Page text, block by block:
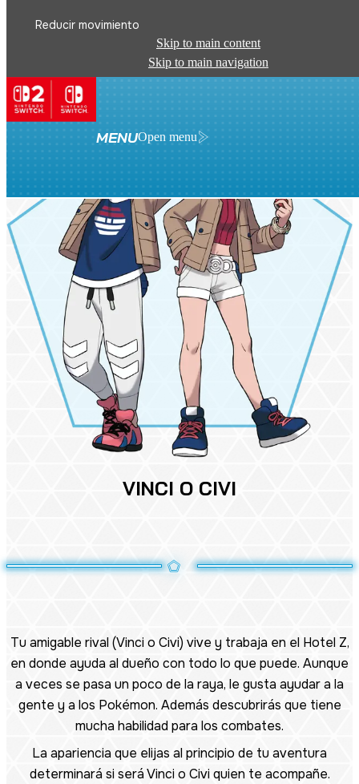
Reducir movimiento
Skip to main content
Skip to main navigation
MENUOpen menu
VINCI O CIVI
Tu amigable rival (Vinci o Civi) vive y trabaja en el Hotel Z,
en donde ayuda al dueño con todo lo que puede. Aunque
a veces se pasa un poco de la raya, le gusta ayudar a la
gente y a los Pokémon. Además descubrirás que tiene
mucha habilidad para los combates.
La apariencia que elijas al principio de tu aventura
determinará si será Vinci o Civi quien te acompañe.